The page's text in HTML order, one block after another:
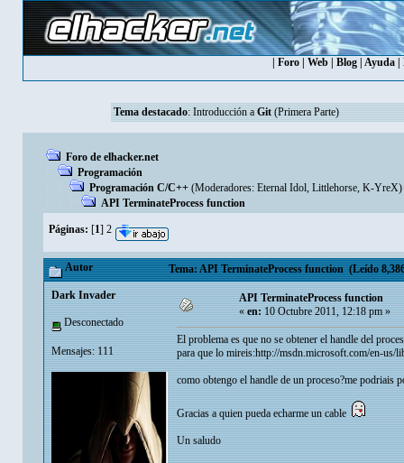
Foro| Web| Blog| Ayuda|
Tema destacado: Introducción a Git (Primera Parte)
Foro de elhacker.net
Programación
Programación C/C++ (Moderadores: Eternal Idol, Littlehorse, K-YreX)
API TerminateProcess function
Páginas: [1] 2
Autor Tema: API TerminateProcess function (Leído
Dark Invader
Desconectado
Mensajes: 111
API TerminateProcess function
«en:10 Octubre 2011, 12:18 pm »
El problema es que no se obtener el handle del
para que lo mireis:http://msdn.microsoft.com/en-
como obtengo el handle de un proceso?me podriais
Gracias a quien pueda echarme un cable
Un saludo